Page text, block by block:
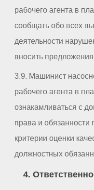
рабочего агента в
сообщать обо всех
деятельности
вносить
3.9. Машинист
рабочего агента в
ознакамливаться с
права и
критерии оценки
должностных
4.